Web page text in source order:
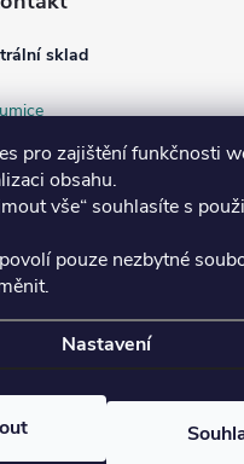
pro zajištění funkčnosti
obsahu.
vše“ souhlasíte s
pouze nezbytné
Nastavení
sklad
cookies
10 x 10 mm, hliník, různé